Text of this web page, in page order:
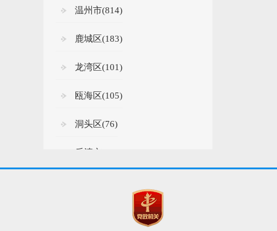
温州市委组织部(2)
温州市红十字会(4)
浙江省温州市中级人...(1)
温州市(814)
鹿城区(183)
龙湾区(101)
瓯海区(105)
洞头区(76)
乐清市(62)